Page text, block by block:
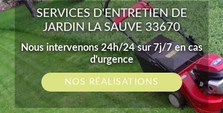
SERVICES D'ENTRETIEN DE
JARDIN LA SAUVE 33670
Nous intervenons 24h/24 sur 7j/7 en cas
d'urgence
NOS RÉALISATIONS